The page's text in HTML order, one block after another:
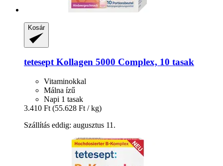
Kosár
teteseptKollagen 5000 Complex, 10 tasak
Vitaminokkal
Málna ízű
Napi 1 tasak
3.410 Ft (55.628 Ft / kg)
Szállítás eddig: augusztus 11.